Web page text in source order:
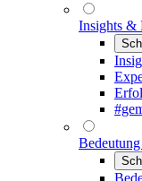
Insights &